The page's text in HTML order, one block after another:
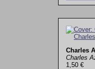
Charles
Charles
1,50 €